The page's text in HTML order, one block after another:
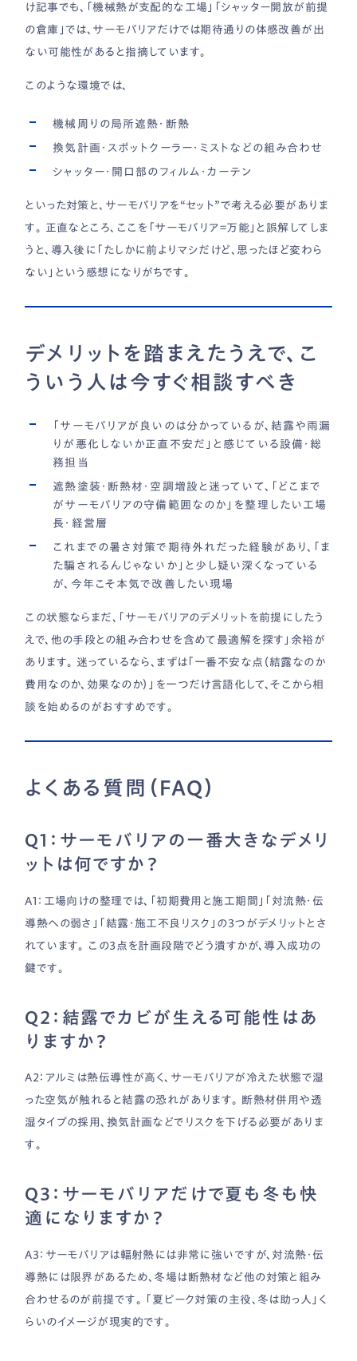
け記事でも、「機械熱が支配的な工場」「シャッター開放が前提
の倉庫」では、サーモバリアだけでは期待通りの体感改善が出
ない可能性があると指摘しています。
このような環境では、
機械周りの局所遮熱・断熱
換気計画・スポットクーラー・ミストなどの組み合わせ
シャッター・開口部のフィルム・カーテン
といった対策と、サーモバリアを“セット”で考える必要がありま
す。 正直なところ、ここを「サーモバリア＝万能」と誤解してしま
うと、導入後に「たしかに前よりマシだけど、思ったほど変わら
ない」という感想になりがちです。
デメリットを踏まえたうえで、こ
ういう人は今すぐ相談すべき
「サーモバリアが良いのは分かっているが、結露や雨漏
りが悪化しないか正直不安だ」と感じている設備・総
務担当
遮熱塗装・断熱材・空調増設と迷っていて、「どこまで
がサーモバリアの守備範囲なのか」を整理したい工場
長・経営層
これまでの暑さ対策で期待外れだった経験があり、「ま
た騙されるんじゃないか」と少し疑い深くなっている
が、今年こそ本気で改善したい現場
この状態ならまだ、「サーモバリアのデメリットを前提にしたう
えで、他の手段との組み合わせを含めて最適解を探す」余裕が
あります。 迷っているなら、まずは「一番不安な点（結露なのか
費用なのか、効果なのか）」を一つだけ言語化して、そこから相
談を始めるのがおすすめです。
よくある質問（FAQ）
Q1：サーモバリアの一番大きなデメリ
ットは何ですか？
A1：工場向けの整理では、「初期費用と施工期間」「対流熱・伝
導熱への弱さ」「結露・施工不良リスク」の3つがデメリットとさ
れています。 この3点を計画段階でどう潰すかが、導入成功の
鍵です。
Q2：結露でカビが生える可能性はあ
りますか？
A2：アルミは熱伝導性が高く、サーモバリアが冷えた状態で湿
った空気が触れると結露の恐れがあります。 断熱材併用や透
湿タイプの採用、換気計画などでリスクを下げる必要がありま
す。
Q3：サーモバリアだけで夏も冬も快
適になりますか？
A3：サーモバリアは輻射熱には非常に強いですが、対流熱・伝
導熱には限界があるため、冬場は断熱材など他の対策と組み
合わせるのが前提です。 「夏ピーク対策の主役、冬は助っ人」く
らいのイメージが現実的です。